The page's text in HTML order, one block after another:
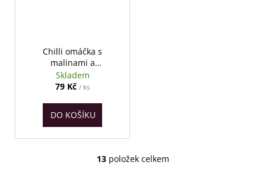
Chilli omáčka s
malinami a
pomerančem BUGA´s
Skladem
79 Kč / ks
DO KOŠÍKU
O
13 položek celkem